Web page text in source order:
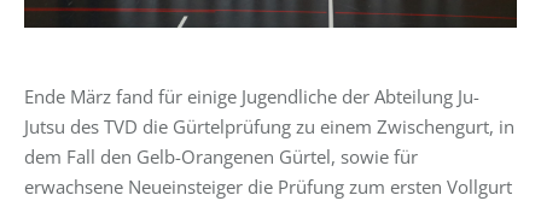
Ende März fand für einige Jugendliche der Abteilung Ju-
Jutsu des TVD die Gürtelprüfung zu einem Zwischengurt, in
dem Fall den Gelb-Orangenen Gürtel, sowie für
erwachsene Neueinsteiger die Prüfung zum ersten Vollgurt